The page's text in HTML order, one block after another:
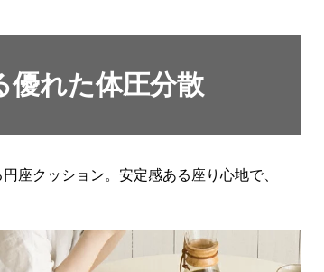
優れた体圧分散
座クッション。安定感ある座り心地で、